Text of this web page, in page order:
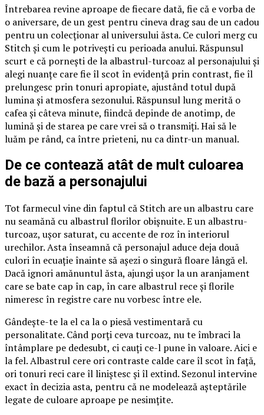
Întrebarea revine aproape de fiecare dată, fie că e vorba de
o aniversare, de un gest pentru cineva drag sau de un cadou
pentru un colecționar al universului ăsta. Ce culori merg cu
Stitch și cum le potrivești cu perioada anului. Răspunsul
scurt e că pornești de la albastrul-turcoaz al personajului și
alegi nuanțe care fie îl scot în evidență prin contrast, fie îl
prelungesc prin tonuri apropiate, ajustând totul după
lumina și atmosfera sezonului. Răspunsul lung merită o
cafea și câteva minute, fiindcă depinde de anotimp, de
lumină și de starea pe care vrei să o transmiți. Hai să le
luăm pe rând, ca între prieteni, nu ca dintr-un manual.
De ce contează atât de mult culoarea
de bază a personajului
Tot farmecul vine din faptul că Stitch are un albastru care
nu seamănă cu albastrul florilor obișnuite. E un albastru-
turcoaz, ușor saturat, cu accente de roz în interiorul
urechilor. Asta înseamnă că personajul aduce deja două
culori în ecuație înainte să așezi o singură floare lângă el.
Dacă ignori amănuntul ăsta, ajungi ușor la un aranjament
care se bate cap în cap, în care albastrul rece și florile
nimeresc în registre care nu vorbesc între ele.
Gândește-te la el ca la o piesă vestimentară cu
personalitate. Când porți ceva turcoaz, nu te îmbraci la
întâmplare pe dedesubt, ci cauți ce-l pune în valoare. Aici e
la fel. Albastrul cere ori contraste calde care îl scot în față,
ori tonuri reci care îl liniștesc și îl extind. Sezonul intervine
exact în decizia asta, pentru că ne modelează așteptările
legate de culoare aproape pe nesimțite.